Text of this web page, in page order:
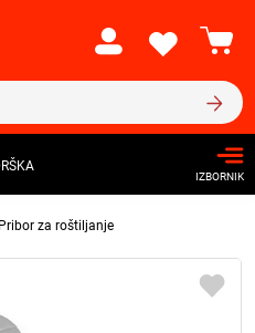
IZBORNIK
Pribor za roštiljanje